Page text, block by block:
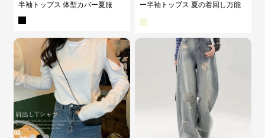
半袖トップス 体型カバー夏服
ー半袖トップス 夏の着回し万能